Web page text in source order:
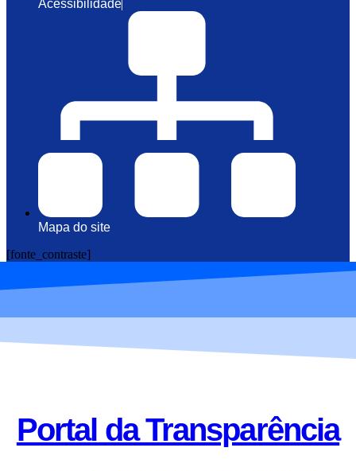
Acessibilidade
Mapa do site
[fonte_contraste]
Portal da Transparência